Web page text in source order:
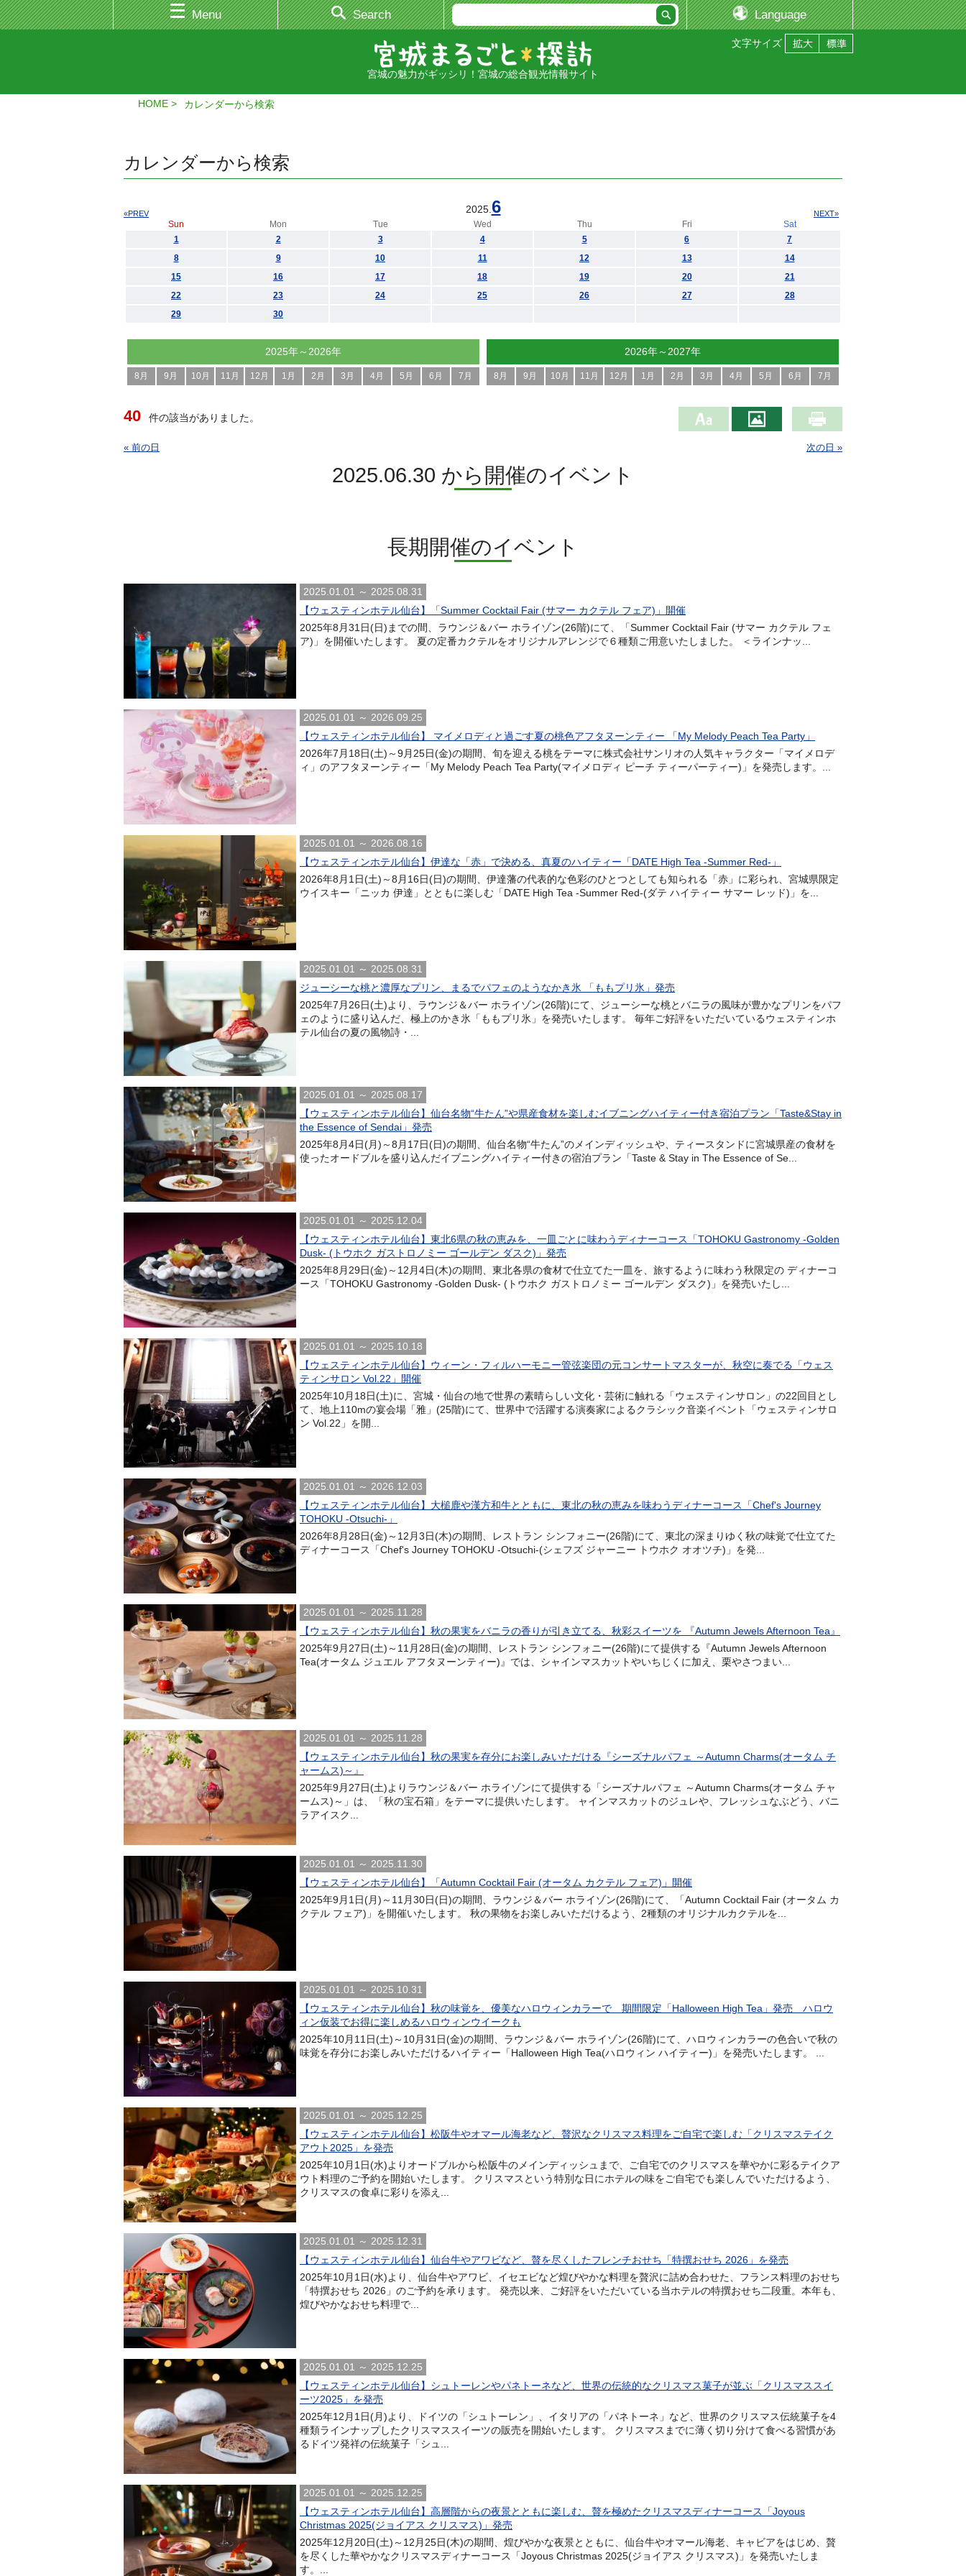
Menu Search Language
文字サイズ
宮城の魅力がギッシリ！宮城の総合観光情報サイト
HOME カレンダーから検索
カレンダーから検索
2025. 6
«PREV NEXT»
Sun Mon Tue Wed Thu Fri
Sat
1
2 3 4 5 6
7
8
9 10 11 12 13
14
15
16 17 18 19 20
21
22
23 24 25 26 27
28
29
30
2025年～2026年
8月 9月 10月 11月 12月 1月 2月 3月 4月 5月 6月 7月
2026年～2027年
8月 9月 10月 11月 12月 1月 2月 3月 4月 5月 6月 7月
40 件の該当がありました。
« 前の日 次の日 »
2025.06.30 から開催のイベント
長期開催のイベント
2025.01.01 ～ 2025.08.31
【ウェスティンホテル仙台】「Summer Cocktail Fair (サマー カクテル フェア)」開催
2025年8月31日(日)までの間、ラウンジ＆バー ホライゾン(26階)にて、「Summer Cocktail Fair (サマー カクテル フェ
ア)」を開催いたします。 夏の定番カクテルをオリジナルアレンジで６種類ご用意いたしました。 ＜ラインナッ...
2025.01.01 ～ 2026.09.25
【ウェスティンホテル仙台】 マイメロディと過ごす夏の桃色アフタヌーンティー 「My Melody Peach Tea Party」
2026年7月18日(土)～9月25日(金)の期間、旬を迎える桃をテーマに株式会社サンリオの人気キャラクター「マイメロデ
ィ」のアフタヌーンティー「My Melody Peach Tea Party(マイメロディ ピーチ ティーパーティー)」を発売します。...
2025.01.01 ～ 2026.08.16
【ウェスティンホテル仙台】伊達な「赤」で決める、真夏のハイティー「DATE High Tea -Summer Red-」
2026年8月1日(土)～8月16日(日)の期間、伊達藩の代表的な色彩のひとつとしても知られる「赤」に彩られ、宮城県限定
ウイスキー「ニッカ 伊達」とともに楽しむ「DATE High Tea -Summer Red-(ダテ ハイティー サマー レッド)」を...
2025.01.01 ～ 2025.08.31
ジューシーな桃と濃厚なプリン、まるでパフェのようなかき氷 「ももプリ氷」発売
2025年7月26日(土)より、ラウンジ＆バー ホライゾン(26階)にて、ジューシーな桃とバニラの風味が豊かなプリンをパフ
ェのように盛り込んだ、極上のかき氷「ももプリ氷」を発売いたします。 毎年ご好評をいただいているウェスティンホ
テル仙台の夏の風物詩・...
2025.01.01 ～ 2025.08.17
【ウェスティンホテル仙台】仙台名物“牛たん”や県産食材を楽しむイブニングハイティー付き宿泊プラン「Taste&Stay in
the Essence of Sendai」発売
2025年8月4日(月)～8月17日(日)の期間、仙台名物“牛たん”のメインディッシュや、ティースタンドに宮城県産の食材を
使ったオードブルを盛り込んだイブニングハイティー付きの宿泊プラン「Taste & Stay in The Essence of Se...
2025.01.01 ～ 2025.12.04
【ウェスティンホテル仙台】東北6県の秋の恵みを、一皿ごとに味わうディナーコース「TOHOKU Gastronomy -Golden
Dusk- (トウホク ガストロノミー ゴールデン ダスク)」発売
2025年8月29日(金)～12月4日(木)の期間、東北各県の食材で仕立てた一皿を、旅するように味わう秋限定の ディナーコ
ース「TOHOKU Gastronomy -Golden Dusk- (トウホク ガストロノミー ゴールデン ダスク)」を発売いたし...
2025.01.01 ～ 2025.10.18
【ウェスティンホテル仙台】ウィーン・フィルハーモニー管弦楽団の元コンサートマスターが、秋空に奏でる「ウェス
ティンサロン Vol.22」開催
2025年10月18日(土)に、宮城・仙台の地で世界の素晴らしい文化・芸術に触れる「ウェスティンサロン」の22回目とし
て、地上110mの宴会場「雅」(25階)にて、世界中で活躍する演奏家によるクラシック音楽イベント「ウェスティンサロ
ン Vol.22」を開...
2025.01.01 ～ 2026.12.03
【ウェスティンホテル仙台】大槌鹿や漢方和牛とともに、東北の秋の恵みを味わうディナーコース「Chef's Journey
TOHOKU -Otsuchi-」
2026年8月28日(金)～12月3日(木)の期間、レストラン シンフォニー(26階)にて、東北の深まりゆく秋の味覚で仕立てた
ディナーコース「Chef's Journey TOHOKU -Otsuchi-(シェフズ ジャーニー トウホク オオツチ)」を発...
2025.01.01 ～ 2025.11.28
【ウェスティンホテル仙台】秋の果実をバニラの香りが引き立てる、秋彩スイーツを 『Autumn Jewels Afternoon Tea』
2025年9月27日(土)～11月28日(金)の期間、レストラン シンフォニー(26階)にて提供する『Autumn Jewels Afternoon
Tea(オータム ジュエル アフタヌーンティー)』では、シャインマスカットやいちじくに加え、栗やさつまい...
2025.01.01 ～ 2025.11.28
【ウェスティンホテル仙台】秋の果実を存分にお楽しみいただける『シーズナルパフェ ～Autumn Charms(オータム チ
ャームス)～』
2025年9月27日(土)よりラウンジ＆バー ホライゾンにて提供する「シーズナルパフェ ～Autumn Charms(オータム チャ
ームス)～」は、「秋の宝石箱」をテーマに提供いたします。 ャインマスカットのジュレや、フレッシュなぶどう、バニ
ラアイスク...
2025.01.01 ～ 2025.11.30
【ウェスティンホテル仙台】「Autumn Cocktail Fair (オータム カクテル フェア)」開催
2025年9月1日(月)～11月30日(日)の期間、ラウンジ＆バー ホライゾン(26階)にて、「Autumn Cocktail Fair (オータム カ
クテル フェア)」を開催いたします。 秋の果物をお楽しみいただけるよう、2種類のオリジナルカクテルを...
2025.01.01 ～ 2025.10.31
【ウェスティンホテル仙台】秋の味覚を、優美なハロウィンカラーで 期間限定「Halloween High Tea」発売 ハロウ
ィン仮装でお得に楽しめるハロウィンウイークも
2025年10月11日(土)～10月31日(金)の期間、ラウンジ＆バー ホライゾン(26階)にて、ハロウィンカラーの色合いで秋の
味覚を存分にお楽しみいただけるハイティー「Halloween High Tea(ハロウィン ハイティー)」を発売いたします。 ...
2025.01.01 ～ 2025.12.25
【ウェスティンホテル仙台】松阪牛やオマール海老など、贅沢なクリスマス料理をご自宅で楽しむ「クリスマステイク
アウト2025」を発売
2025年10月1日(水)よりオードブルから松阪牛のメインディッシュまで、ご自宅でのクリスマスを華やかに彩るテイクア
ウト料理のご予約を開始いたします。 クリスマスという特別な日にホテルの味をご自宅でも楽しんでいただけるよう、
クリスマスの食卓に彩りを添え...
2025.01.01 ～ 2025.12.31
【ウェスティンホテル仙台】仙台牛やアワビなど、贅を尽くしたフレンチおせち「特撰おせち 2026」を発売
2025年10月1日(水)より、仙台牛やアワビ、イセエビなど煌びやかな料理を贅沢に詰め合わせた、フランス料理のおせち
「特撰おせち 2026」のご予約を承ります。 発売以来、ご好評をいただいている当ホテルの特撰おせち二段重。本年も、
煌びやかなおせち料理で...
2025.01.01 ～ 2025.12.25
【ウェスティンホテル仙台】シュトーレンやパネトーネなど、世界の伝統的なクリスマス菓子が並ぶ「クリスマススイ
ーツ2025」を発売
2025年12月1日(月)より、ドイツの「シュトーレン」、イタリアの「パネトーネ」など、世界のクリスマス伝統菓子を4
種類ラインナップしたクリスマススイーツの販売を開始いたします。 クリスマスまでに薄く切り分けて食べる習慣があ
るドイツ発祥の伝統菓子「シュ...
2025.01.01 ～ 2025.12.25
【ウェスティンホテル仙台】高層階からの夜景とともに楽しむ、贅を極めたクリスマスディナーコース「Joyous
Christmas 2025(ジョイアス クリスマス)」発売
2025年12月20日(土)～12月25日(木)の期間、煌びやかな夜景とともに、仙台牛やオマール海老、キャビアをはじめ、贅
を尽くした華やかなクリスマスディナーコース「Joyous Christmas 2025(ジョイアス クリスマス)」を発売いたしま
す。...